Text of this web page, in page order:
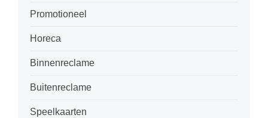
Promotioneel
Horeca
Binnenreclame
Buitenreclame
Speelkaarten